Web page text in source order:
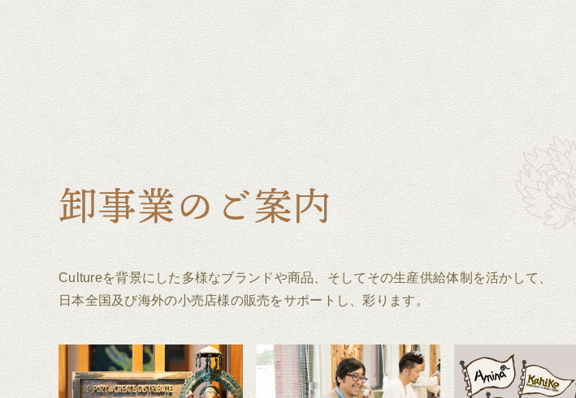
Cultureを背景にした多様なブランドや商品、そしてその生産供給体制を活かして、
日本全国及び海外の小売店様の販売をサポートし、彩ります。